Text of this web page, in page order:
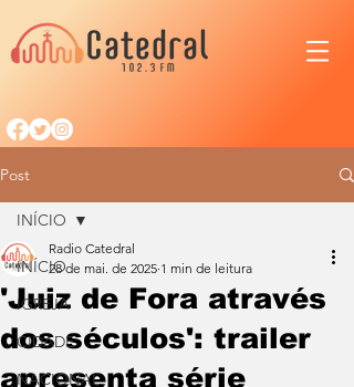
Post
INÍCIO
IGREJA
CIDADE
NACIONAL
INÍCIO
'Juiz de Fora através
dos séculos': trailer
apresenta série
Radio Catedral
28 de mai. de 2025 1 min de leitura